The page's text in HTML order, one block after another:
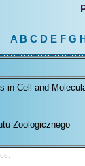
A B C D EFG H
in Cell and
Zoologicznego